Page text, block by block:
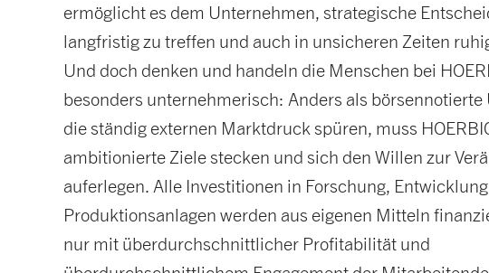
ermöglicht es dem Unternehmen, strategische
langfristig zu treffen und auch in unsicheren Zeiten
Und doch denken und handeln die Menschen bei
besonders unternehmerisch: Anders als
die ständig externen Marktdruck spüren, muss
ambitionierte Ziele stecken und sich den Willen zur
auferlegen. Alle Investitionen in Forschung,
Produktionsanlagen werden aus eigenen Mitteln
nur mit überdurchschnittlicher Profitabilität und